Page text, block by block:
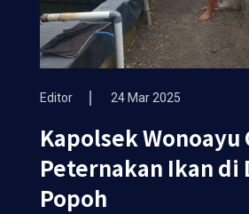
Editor 24 Mar 2025
Kapolsek Wonoayu
Peternakan Ikan di
Popoh